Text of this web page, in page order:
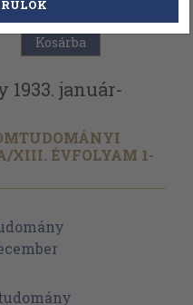
Kosárba
1933. január-
XIII. ÉVFOLYAM 1-